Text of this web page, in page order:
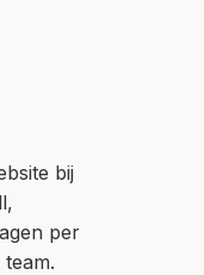
bij
per